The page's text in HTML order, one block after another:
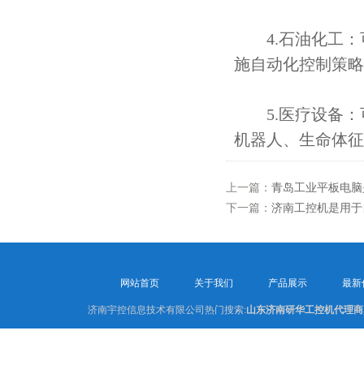
4.石油化工：
施自动化控制策
5.医疗设备：
机器人、生命体
上一篇： 青岛工业平板电
下一篇： 济南工控机是用
网站首页 关于我们 产品展示 最新
济南宇控信息技术有限公司热门搜索:山东济南研华工控机代理